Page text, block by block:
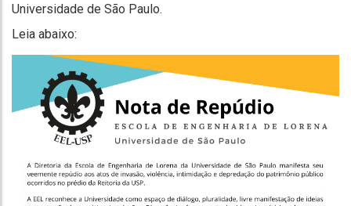
Universidade de São Paulo.
Leia abaixo: